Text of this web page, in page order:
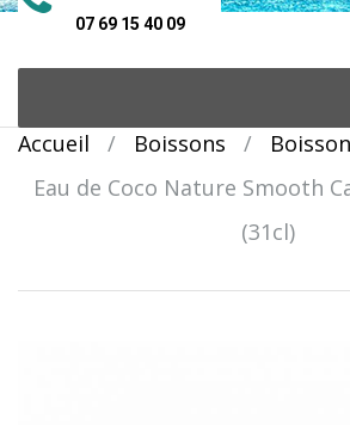
07 69 15 40 09
content
Accueil / Boissons /
Eau de Coco Nature Smooth
(31cl)